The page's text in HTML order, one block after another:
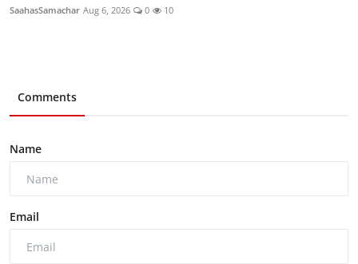
SaahasSamachar Aug 6, 2026 0 10
Comments
Name
Email